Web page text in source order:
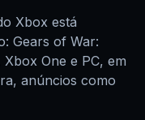
Xbox está
Gears of War:
One e PC, em
anúncios como